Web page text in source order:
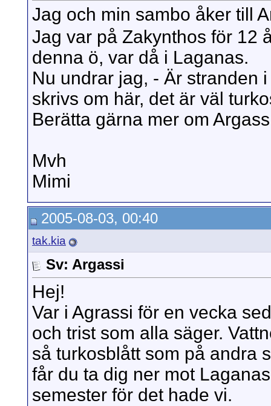
Jag och min sambo åker till
Jag var på Zakynthos för 12
denna ö, var då i Laganas.
Nu undrar jag, - Är stranden
skrivs om här, det är väl
Berätta gärna mer om
Mvh
Mimi
2005-08-03, 00:40
tak.kia
Sv: Argassi
Hej!
Var i Agrassi för en vecka
och trist som alla säger.
så turkosblått som på andra
får du ta dig ner mot
semester för det hade vi.